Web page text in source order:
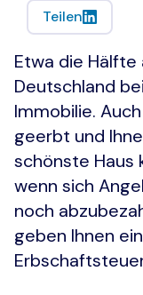
Teilen
Etwa die Hälfte
Deutschland
Immobilie.
geerbt und
schönste Haus
wenn sich
noch
geben Ihnen